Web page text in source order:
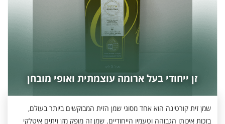
זן ייחודי בעל ארומה עוצמתית ואופי מובחן
שמן זית קורטינה הוא אחד מסוגי שמן הזית המבוקשים ביותר בעולם,
בזכות איכותו הגבוהה וטעמיו הייחודיים. שמן זה מופק מזן זיתים איטלקי